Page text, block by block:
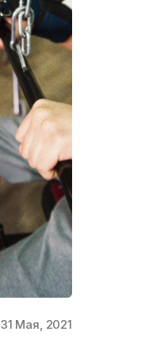
31 Мая, 2021